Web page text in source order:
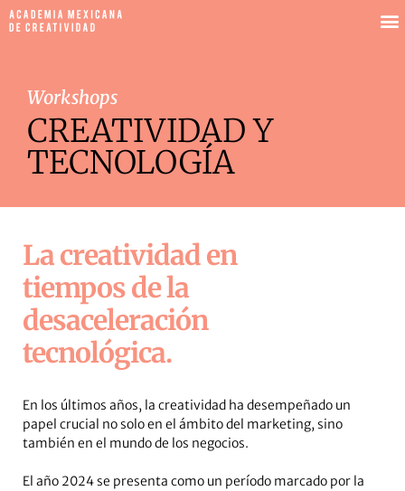
Workshops
CREATIVIDAD Y
TECNOLOGÍA
La creatividad en
tiempos de la
desaceleración
tecnológica.
En los últimos años, la creatividad ha desempeñado un
papel crucial no solo en el ámbito del marketing, sino
también en el mundo de los negocios.
El año 2024 se presenta como un período marcado por la